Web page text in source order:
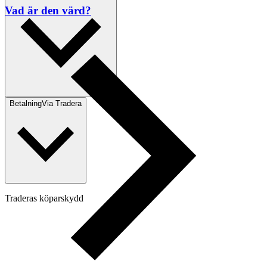
BetalningVia Tradera
Traderas köparskydd
Vad är den värd?